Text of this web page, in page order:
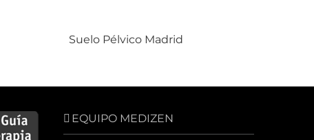
Suelo Pélvico Madrid
EQUIPO MEDIZEN